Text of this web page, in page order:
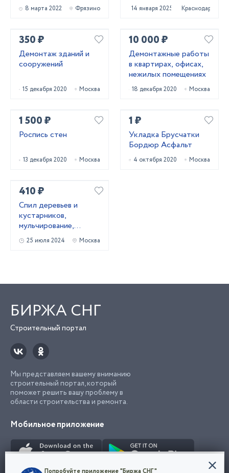
8 марта 2022 Фрязино 14 января 2025 Краснодар
350 ₽
Демонтаж зданий и
сооружений
15 декабря 2020 Москва
10 000 ₽
Демонтажные работы
в квартирах, офисах,
нежилых помещениях
18 декабря 2020 Москва
1 500 ₽
Роспись стен
13 декабря 2020 Москва
1 ₽
Укладка Брусчатки
Бордюр Асфальт
4 октября 2020 Москва
410 ₽
Cпил деревьев и
кустaрников,
мульчированиe,
выкоpчевка пнeй
25 июля 2024 Москва
БИРЖА СНГ
Строительный портал
Мы представляем вашему вниманию
строительный портал, который
поможет решить вашу проблему в
области строительства и ремонта.
Мобильное приложение
Конфиденциальность